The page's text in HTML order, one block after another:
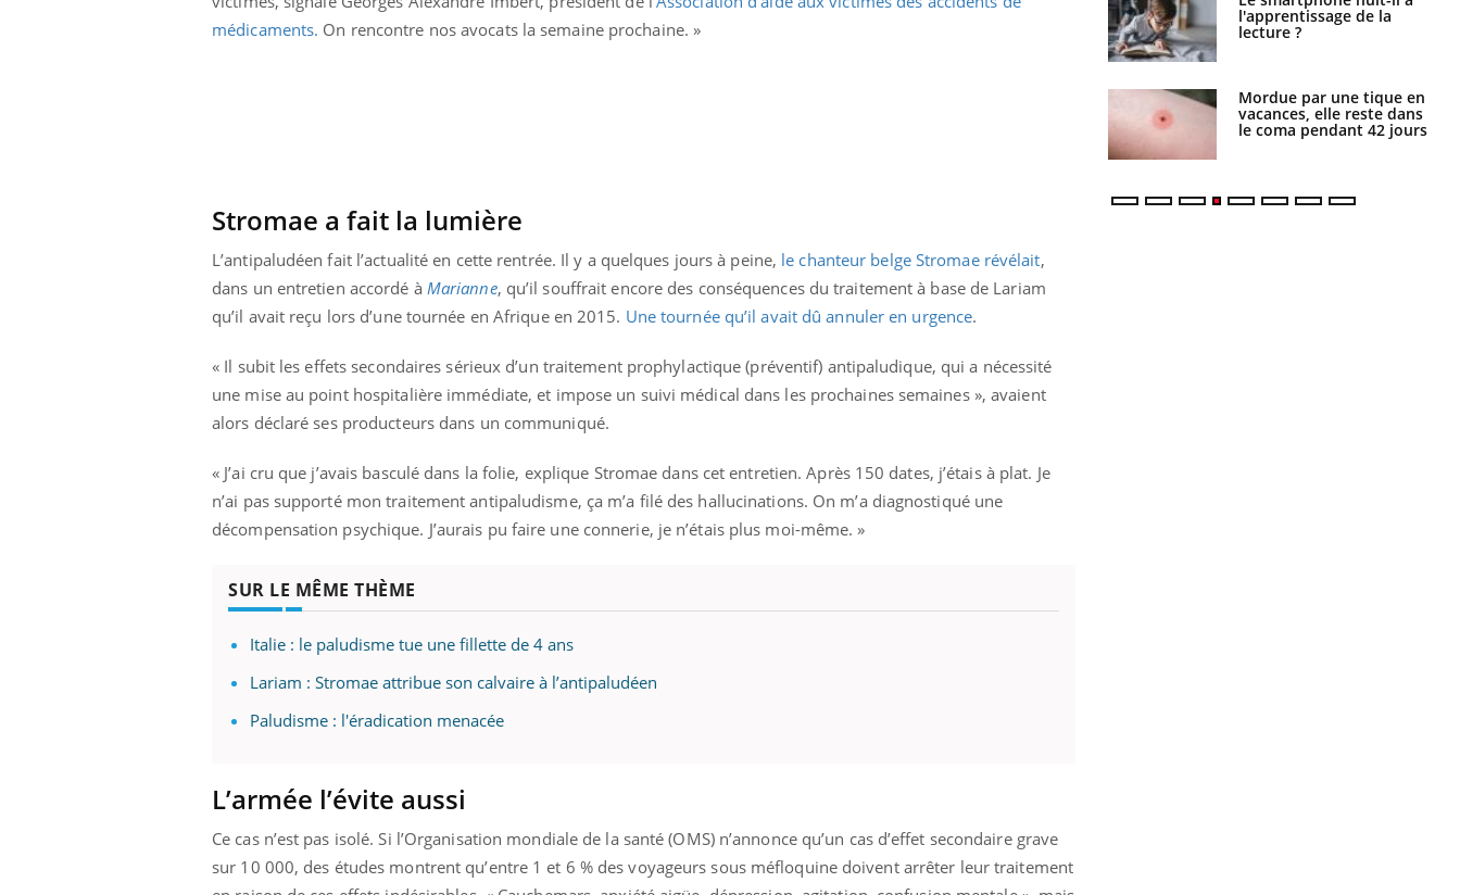
médicaments. On rencontre nos avocats la semaine prochaine. »
Stromae a fait la lumière
L’antipaludéen fait l’actualité en cette rentrée. Il y a quelques jours à peine, le chanteur belge Stromae révélait,
dans un entretien accordé à Marianne, qu’il souffrait encore des conséquences du traitement à base de Lariam
qu’il avait reçu lors d’une tournée en Afrique en 2015. Une tournée qu’il avait dû annuler en urgence.
« Il subit les effets secondaires sérieux d’un traitement prophylactique (préventif) antipaludique, qui a nécessité
une mise au point hospitalière immédiate, et impose un suivi médical dans les prochaines semaines », avaient
alors déclaré ses producteurs dans un communiqué.
« J’ai cru que j’avais basculé dans la folie, explique Stromae dans cet entretien. Après 150 dates, j’étais à plat. Je
n’ai pas supporté mon traitement antipaludisme, ça m’a filé des hallucinations. On m’a diagnostiqué une
décompensation psychique. J’aurais pu faire une connerie, je n’étais plus moi-même. »
SUR LE MÊME THÈME
Italie : le paludisme tue une fillette de 4 ans
Lariam : Stromae attribue son calvaire à l’antipaludéen
Paludisme : l'éradication menacée
L’armée l’évite aussi
Ce cas n’est pas isolé. Si l’Organisation mondiale de la santé (OMS) n’annonce qu’un cas d’effet secondaire grave
sur 10 000, des études montrent qu’entre 1 et 6 % des voyageurs sous méfloquine doivent arrêter leur traitement
tous les jours se profile-t-
elle enfin ? cancer ?
l'apprentissage de la
lecture ?
Mordue par une tique en
vacances, elle reste dans
le coma pendant 42 jours
quelle est l’origine de la
contamination ?
Allergies alimentaires :
une nouvelle arme contre
les réactions sévères